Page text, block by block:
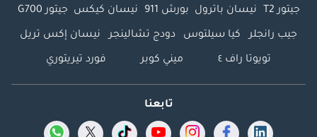
جيتور T2 نيسان باترول بورش 911 نيسان كيكس جيتور G700
جيب رانجلر كيا سيلتوس دودج تشالينجر نيسان إكس تريل
تويوتا راف ٤ ميني كوبر فورد تيريتوري
تابعنا